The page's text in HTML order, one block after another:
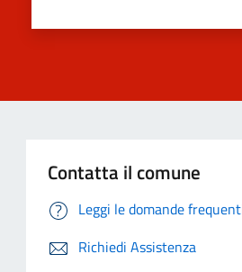
Contatta il comune
Leggi le domande
Richiedi Assistenza